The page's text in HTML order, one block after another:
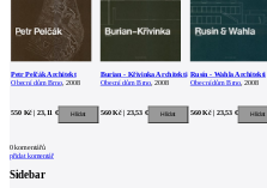
Petr Pelčák Architekt
Obecní dům Brno, 2008
550 Kč | 23,11 €
Burian - Křivinka Architekti
Obecní dům Brno , 2008
560 Kč | 23,53 €
Rusín - Wahla Architekti
Obecní dům Brno , 2008
560 Kč | 23,53 €
0komentářů
přidat komentář
Sidebar